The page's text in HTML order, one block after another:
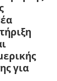
για